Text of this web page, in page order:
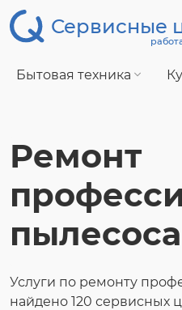
Сервисные
Бытовая техника
Ремонт
Услуги по ремонту
найдено 120 сервисных